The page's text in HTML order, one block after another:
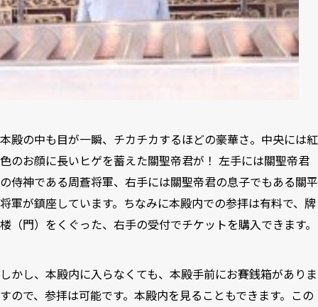
本殿の中も目が一瞬、チカチカするほどの豪華さ。中央には紅
色のお顔に長いヒゲを蓄えた關聖帝君が！ 左手には關聖帝君
の侍神である周蒼将軍、右手には關聖帝君の息子でもある關平
将軍が鎮座しています。ちなみに本殿内での参拝は有料で、牌
楼（門）をくぐった、右手の受付でチケットを購入できます。
しかし、本殿内に入らなくても、本殿手前にお賽銭箱がありま
すので、参拝は可能です。本殿内を見ることもできます。この